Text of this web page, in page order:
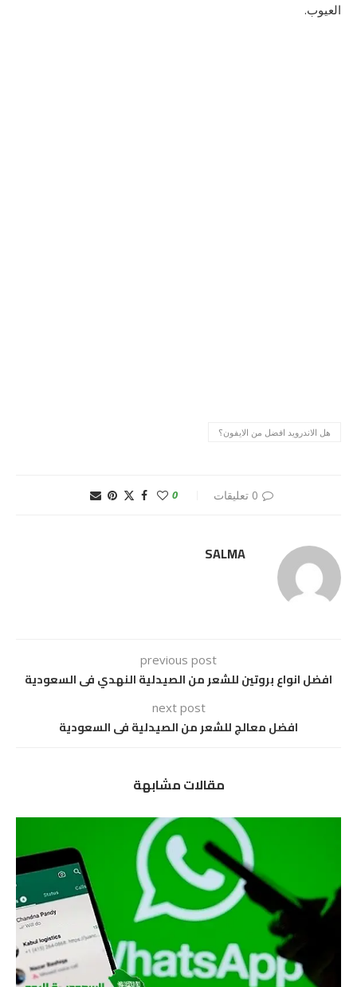
العيوب.
هل الاندرويد افضل من الايفون؟
0 تعليقات 0
SALMA
previous post
افضل انواع بروتين للشعر من الصيدلية النهدي فى السعودية
next post
افضل معالج للشعر من الصيدلية فى السعودية
مقالات مشابهة